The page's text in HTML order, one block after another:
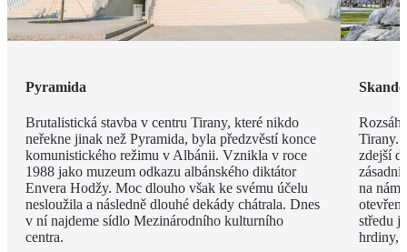
Pyramida
Brutalistická stavba v centru Tirany, které nikdo
neřekne jinak než Pyramida, byla předzvěstí konce
komunistického režimu v Albánii. Vznikla v roce
1988 jako muzeum odkazu albánského diktátor
Envera Hodžy. Moc dlouho však ke svému účelu
nesloužila a následně dlouhé dekády chátrala. Dnes
v ní najdeme sídlo Mezinárodního kulturního
centra.
Tirany.
zdejší
na
středu
hrdiny,